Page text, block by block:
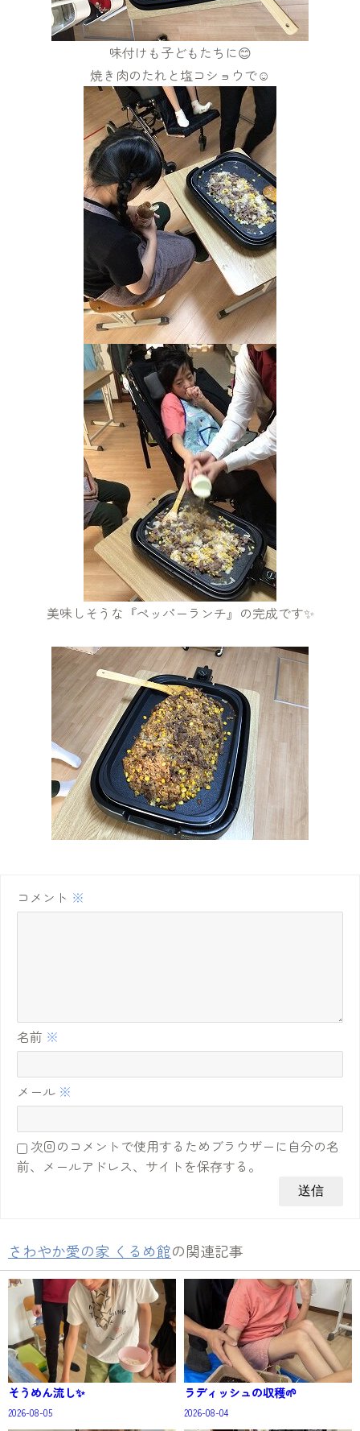
味付けも子どもたちに😊
焼き肉のたれと塩コショウで☺
美味しそうな『ペッパーランチ』の完成です✨
コメント ※
名前 ※
メール ※
次回のコメントで使用するためブラウザーに自分の名
前、メールアドレス、サイトを保存する。
さわやか愛の家 くるめ館の関連記事
そうめん流し✨
2026-08-05
ラディッシュの収穫🌱
2026-08-04